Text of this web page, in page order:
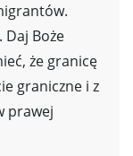
Boże
że granicę
graniczne i z
prawej